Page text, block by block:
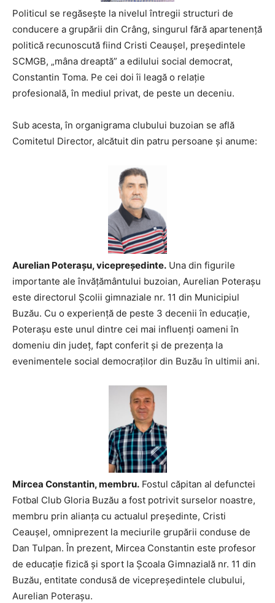
Politicul se regăseşte la nivelul întregii structuri de
conducere a grupării din Crâng, singurul fără apartenenţă
politică recunoscută fiind Cristi Ceauşel, preşedintele
SCMGB, „mâna dreaptă” a edilului social democrat,
Constantin Toma. Pe cei doi îi leagă o relaţie
profesională, în mediul privat, de peste un deceniu.
Sub acesta, în organigrama clubului buzoian se află
Comitetul Director, alcătuit din patru persoane şi anume:
Aurelian Poteraşu, vicepreşedinte. Una din figurile
importante ale învăţământului buzoian, Aurelian Poteraşu
este directorul Şcolii gimnaziale nr. 11 din Municipiul
Buzău. Cu o experienţă de peste 3 decenii în educaţie,
Poteraşu este unul dintre cei mai influenţi oameni în
domeniu din judeţ, fapt conferit şi de prezenţa la
evenimentele social democraţilor din Buzău în ultimii ani.
Mircea Constantin, membru. Fostul căpitan al defunctei
Fotbal Club Gloria Buzău a fost potrivit surselor noastre,
membru prin alianţa cu actualul preşedinte, Cristi
Ceauşel, omniprezent la meciurile grupării conduse de
Dan Tulpan. În prezent, Mircea Constantin este profesor
de educaţie fizică şi sport la Şcoala Gimnazială nr. 11 din
Buzău, entitate condusă de vicepreşedintele clubului,
Aurelian Poteraşu.